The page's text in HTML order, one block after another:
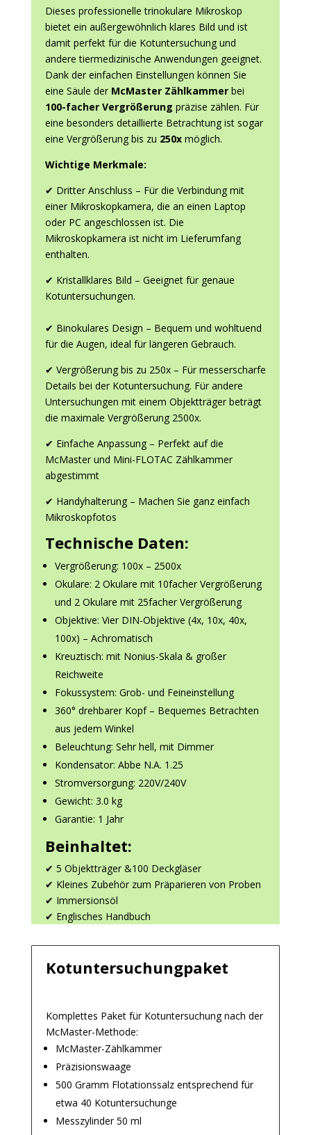
Dieses professionelle trinokulare Mikroskop
bietet ein außergewöhnlich klares Bild und ist
damit perfekt für die Kotuntersuchung und
andere tiermedizinische Anwendungen geeignet.
Dank der einfachen Einstellungen können Sie
eine Säule der McMaster Zählkammerbei
100-facher Vergrößerung präzise zählen. Für
eine besonders detaillierte Betrachtung ist sogar
eine Vergrößerung bis zu 250xmöglich.
Wichtige Merkmale:
✔ Dritter Anschluss – Für die Verbindung mit
einer Mikroskopkamera, die an einen Laptop
oder PC angeschlossen ist. Die
Mikroskopkamera ist nicht im Lieferumfang
enthalten.
✔ Kristallklares Bild – Geeignet für genaue
Kotuntersuchungen.
✔ Binokulares Design – Bequem und wohltuend
für die Augen, ideal für längeren Gebrauch.
✔ Vergrößerung bis zu 250x – Für messerscharfe
Details bei der Kotuntersuchung. Für andere
Untersuchungen mit einem Objektträger beträgt
die maximale Vergrößerung 2500x.
✔ Einfache Anpassung – Perfekt auf die
McMaster und Mini-FLOTAC Zählkammer
abgestimmt
✔ Handyhalterung – Machen Sie ganz einfach
Mikroskopfotos
Technische Daten:
Vergrößerung: 100x – 2500x
Okulare: 2 Okulare mit 10facher Vergrößerung
und 2 Okulare mit 25facher Vergrößerung
Objektive: Vier DIN-Objektive (4x, 10x, 40x,
100x) – Achromatisch
Kreuztisch: mit Nonius-Skala & großer
Reichweite
Fokussystem: Grob- und Feineinstellung
360° drehbarer Kopf – Bequemes Betrachten
aus jedem Winkel
Beleuchtung: Sehr hell, mit Dimmer
Kondensator: Abbe N.A. 1.25
Stromversorgung: 220V/240V
Gewicht: 3.0 kg
Garantie: 1 Jahr
Beinhaltet:
✔ 5 Objektträger &100 Deckgläser
✔ Kleines Zubehör zum Präparieren von Proben
✔ Immersionsöl
✔ Englisches Handbuch
Kotuntersuchungpaket
Komplettes Paket für Kotuntersuchung nach der
McMaster-Methode:
McMaster-Zählkammer
Präzisionswaage
500 Gramm Flotationssalz entsprechend für
etwa 40 Kotuntersuchunge
Messzylinder 50 ml